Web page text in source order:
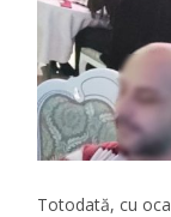
Totodată, cu